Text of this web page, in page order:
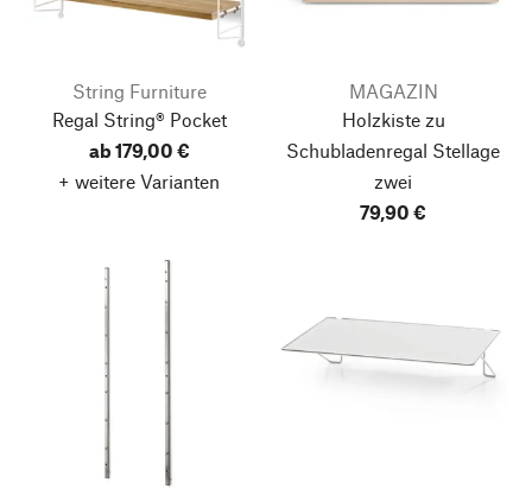
String Furniture
Regal String® Pocket
ab 179,00 €
+ weitere Varianten
MAGAZIN
Holzkiste zu
Schubladenregal Stellage
zwei
79,90 €